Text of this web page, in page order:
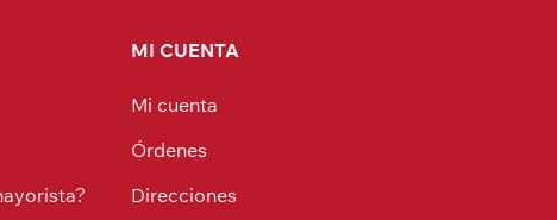
MI CUENTA
Mi cuenta
Órdenes
Direcciones